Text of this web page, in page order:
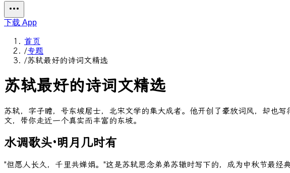
下载 App
首页
/专题
/苏轼最好的诗词文精选
苏轼最好的诗词文精选
苏轼，字子瞻，号东坡居士，北宋文学的集大成者。他开创了豪放词风，却也
文，带你走近一个真实而丰富的东坡。
水调歌头·明月几时有
"但愿人长久，千里共婵娟。"这是苏轼思念弟弟苏辙时写下的，成为中秋节最经